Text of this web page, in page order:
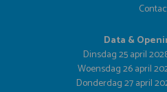
Data &
Dinsdag 25 april
Woensdag 26 april
Donderdag 27 april